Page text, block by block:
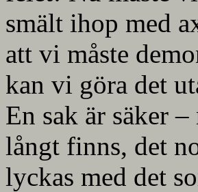
smält ihop med
att vi måste
kan vi göra det
En sak är säker
långt finns, det
lyckas med det